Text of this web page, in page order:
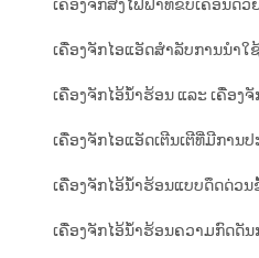
ເຄື່ອງຈັກສົ່ງໄຟຟ້າທີ່ຂັບເຄື່ອນດ້ວ
ເຄື່ອງຈັກໄອແອັດສຳລັບການນຳໃ
ເຄື່ອງຈັກໄອ້ນ້ຳຮ້ອນ ແລະ ເຄື່ອງ
ເຄື່ອງຈັກໄອແອັດເຕີນເຕີທີ່ມີການ
ເຄື່ອງຈັກໄອ້ນ້ຳຮ້ອນແບບດຶດດ່ວນ
ເຄື່ອງຈັກໄອ້ນ້ຳຮ້ອນຄວາມກົດດັນ